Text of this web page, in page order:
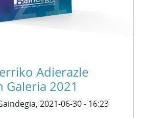
Adierazle
Galeria 2021
2021-06-30 - 16:23